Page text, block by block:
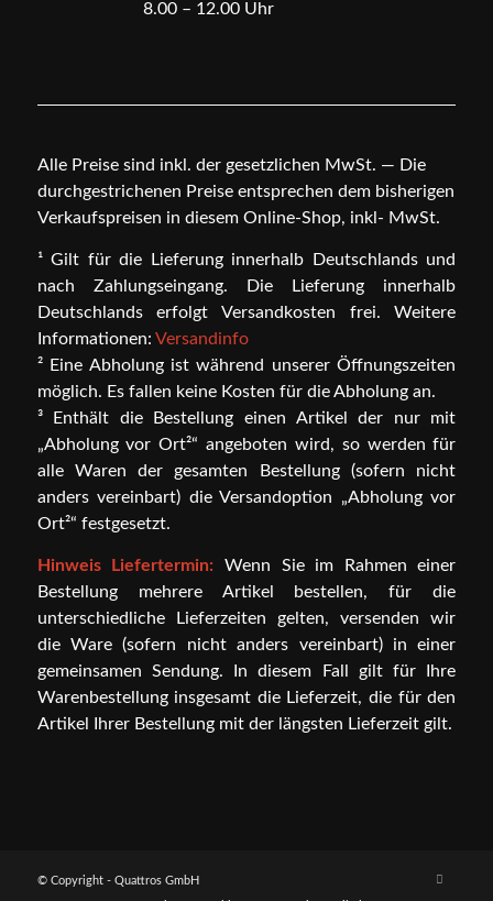
8.00 – 12.00 Uhr
Alle Preise sind inkl. der gesetzlichen MwSt. — Die
durchgestrichenen Preise entsprechen dem bisherigen
Verkaufspreisen in diesem Online-Shop, inkl- MwSt.
¹ Gilt für die Lieferung innerhalb Deutschlands und
nach Zahlungseingang. Die Lieferung innerhalb
Deutschlands erfolgt Versandkosten frei. Weitere
Informationen: Versandinfo
² Eine Abholung ist während unserer Öffnungszeiten
möglich. Es fallen keine Kosten für die Abholung an.
³ Enthält die Bestellung einen Artikel der nur mit
„Abholung vor Ort²“ angeboten wird, so werden für
alle Waren der gesamten Bestellung (sofern nicht
anders vereinbart) die Versandoption „Abholung vor
Ort²“ festgesetzt.
Hinweis Liefertermin: Wenn Sie im Rahmen einer
Bestellung mehrere Artikel bestellen, für die
unterschiedliche Lieferzeiten gelten, versenden wir
die Ware (sofern nicht anders vereinbart) in einer
gemeinsamen Sendung. In diesem Fall gilt für Ihre
Warenbestellung insgesamt die Lieferzeit, die für den
Artikel Ihrer Bestellung mit der längsten Lieferzeit gilt.
© Copyright - Quattros GmbH